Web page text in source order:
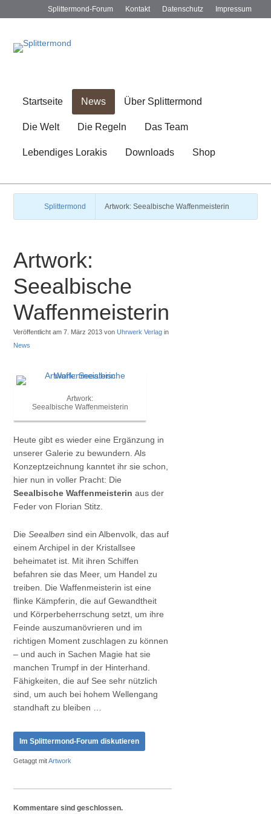
Impressum
Datenschutz
Kontakt
Splittermond-Forum
Startseite News Über Splittermond
Die Welt Die Regeln Das Team
Lebendiges Lorakis Downloads Shop
Splittermond Artwork: Seealbische Waffenmeisterin
Artwork:
Seealbische
Waffenmeisterin
Veröffentlicht am 7. März 2013 vonUhrwerk Verlag in
News
Artwork:
Seealbische Waffenmeisterin
Heute gibt es wieder eine Ergänzung in
unserer Galerie zu bewundern. Als
Konzeptzeichnung kanntet ihr sie schon,
hier nun in voller Pracht: Die
Seealbische Waffenmeisterin aus der
Feder von Florian Stitz.
DieSeealben sind ein Albenvolk, das auf
einem Archipel in der Kristallsee
beheimatet ist. Mit ihren Schiffen
befahren sie das Meer, um Handel zu
treiben. Die Waffenmeisterin ist eine
flinke Kämpferin, die auf Gewandtheit
und Körperbeherrschung setzt, um ihre
Feinde auszumanövrieren und im
richtigen Moment zuschlagen zu können
– und auch in Sachen Magie hat sie
manchen Trumpf in der Hinterhand.
Fähigkeiten, die auf See sehr nützlich
sind, um auch bei hohem Wellengang
standhaft zu bleiben …
Im Splittermond-Forum diskutieren
Getaggt mitArtwork
Kommentare sind geschlossen.